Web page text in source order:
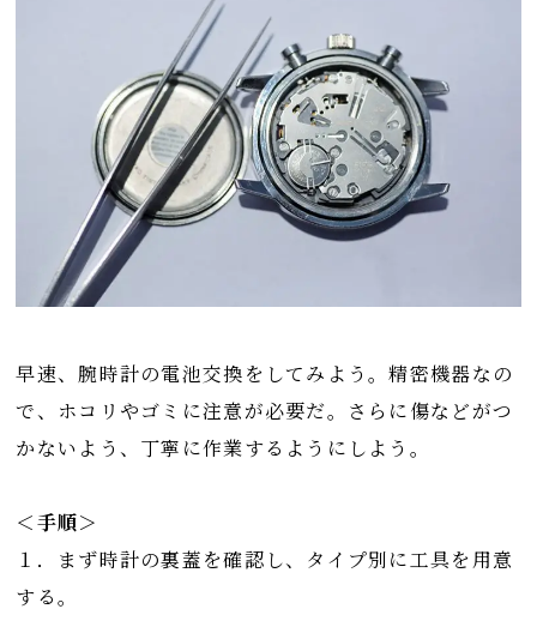
早速、腕時計の電池交換をしてみよう。精密機器なの
で、ホコリやゴミに注意が必要だ。さらに傷などがつ
かないよう、丁寧に作業するようにしよう。
＜手順＞
１．まず時計の裏蓋を確認し、タイプ別に工具を用意
する。